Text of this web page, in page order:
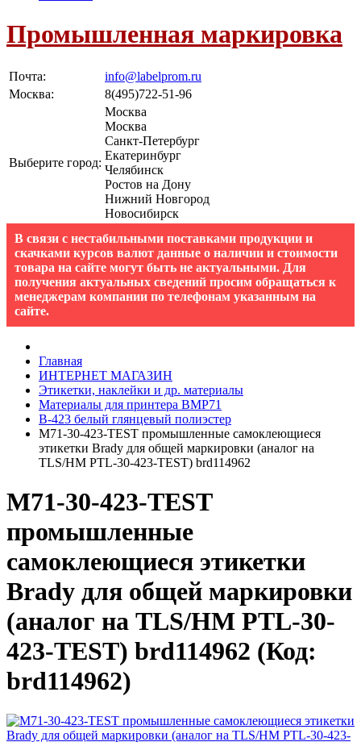
Промышленная маркировка
Почта:
info@labelprom.ru
Москва: 8(495)722-51-96
Выберите город:
Москва
Москва
Санкт-Петербург
Екатеринбург
Челябинск
Ростов на Дону
Нижний Новгород
Новосибирск
В связи с нестабильными поставками продукции и
скачками курсов валют данные о наличии и стоимости
товара на сайте могут быть не актуальными. Для
получения актуальных сведений просим обращаться к
менеджерам компании по телефонам указанным на
сайте.
Главная
ИНТЕРНЕТ МАГАЗИН
Этикетки, наклейки и др. материалы
Материалы для принтера BMP71
B-423 белый глянцевый полиэстер
M71-30-423-TEST промышленные самоклеющиеся
этикетки Brady для общей маркировки (аналог на
TLS/HM PTL-30-423-TEST) brd114962
M71-30-423-TEST
промышленные
самоклеющиеся этикетки
Brady для общей маркировки
(аналог на TLS/HM PTL-30-
423-TEST) brd114962 (Код:
brd114962)